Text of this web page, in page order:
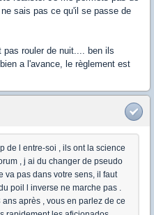
sais pas ce qu'il se passe de
rouler de nuit.... ben ils
a l'avance, le règlement est
de l entre-soi , ils ont la science
, j ai du changer de pseudo
va pas dans votre sens, il faut
poil l inverse ne marche pas .
après , vous en parlez de ce